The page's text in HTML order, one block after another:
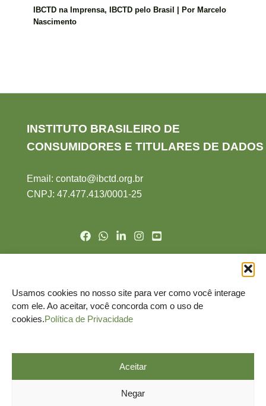
Usamos cookies no nosso site para ver como você interage
com ele. Ao aceitar, você concorda com o uso de
cookies.Política de Privacidade
Aceitar
Negar
IBCTD na Imprensa, IBCTD pelo Brasil | Por Marcelo
Nascimento
INSTITUTO BRASILEIRO DE
CONSUMIDORES E TITULARES DE DADOS
Email: contato@ibctd.org.br
CNPJ: 47.477.413/0001-25
Politíca de de Privacidade
Nomeação do DPO
Termo de Uso